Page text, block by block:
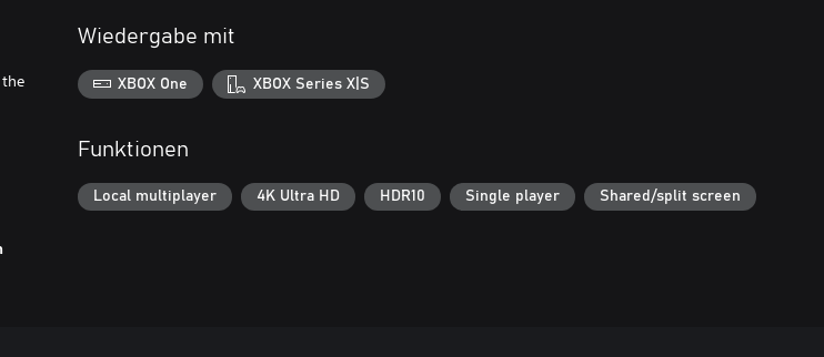
Wiedergabe mit
XBOX One XBOX Series X|S
Funktionen
Local multiplayer 4K Ultra HD HDR10 Single player Shared/split screen